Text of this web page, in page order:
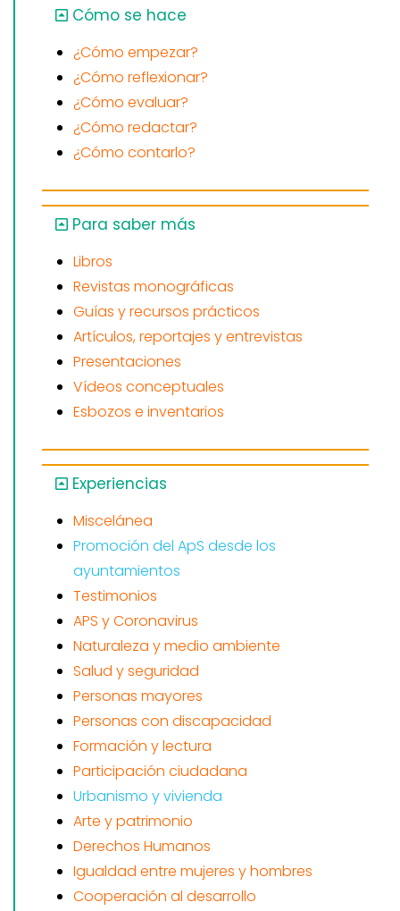
Cómo se hace
¿Cómo empezar?
¿Cómo reflexionar?
¿Cómo evaluar?
¿Cómo redactar?
¿Cómo contarlo?
Para saber más
Libros
Revistas monográficas
Guías y recursos prácticos
Artículos, reportajes y entrevistas
Presentaciones
Vídeos conceptuales
Esbozos e inventarios
Experiencias
Miscelánea
Promoción del ApS desde los
ayuntamientos
Testimonios
APS y Coronavirus
Naturaleza y medio ambiente
Salud y seguridad
Personas mayores
Personas con discapacidad
Formación y lectura
Participación ciudadana
Urbanismo y vivienda
Arte y patrimonio
Derechos Humanos
Igualdad entre mujeres y hombres
Cooperación al desarrollo